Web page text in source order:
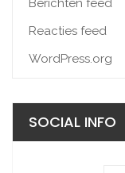
Berichten feed
Reacties feed
WordPress.org
SOCIAL INFO